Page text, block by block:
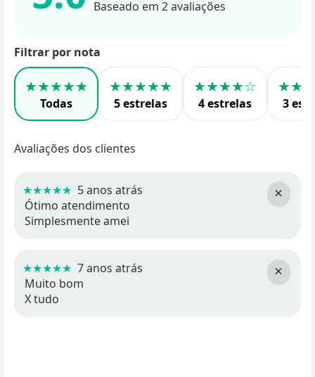
Baseado em 2 avaliações
Filtrar por nota
★★★★★
Todas
★★★★★
5 estrelas
★★★★☆
4 estrelas 3
Avaliações dos clientes
×
★★★★★ 5 anos atrás
Ótimo atendimento
Simplesmente amei
×
★★★★★ 7 anos atrás
Muito bom
X tudo